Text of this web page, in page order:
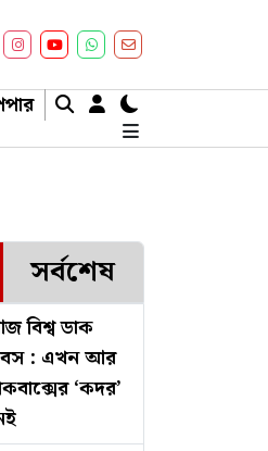
সর্বশেষ
বিশ্ব ডাক
: এখন আর
‘কদর’